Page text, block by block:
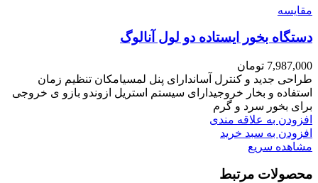
مقایسه
دستگاه بخور ایستاده دو لول آنالوگ
7,987,000 تومان
طراحی جدید و کنترل آساندارای پنل لمسیامکان تنظیم زمان
استفاده و بخار خروجیدارای سیستم استریل ازوندو بازو ی خروجی
برای بخور سرد و گرم
افزودن به علاقه مندی
افزودن به سبد خرید
مشاهده سریع
محصولات مرتبط